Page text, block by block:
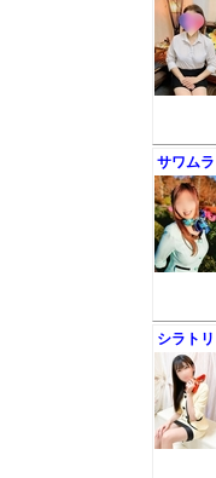
サワムラ
シラトリ